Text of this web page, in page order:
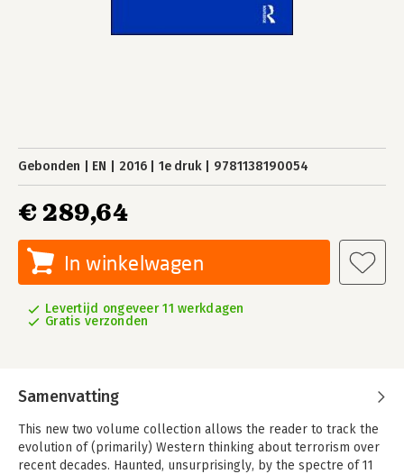
Gebonden EN 2016 1e druk 9781138190054
€ 289,64
In winkelwagen
Levertijd ongeveer 11 werkdagen
Gratis verzonden
Samenvatting
This new two volume collection allows the reader to track the
evolution of (primarily) Western thinking about terrorism over
recent decades. Haunted, unsurprisingly, by the spectre of 11